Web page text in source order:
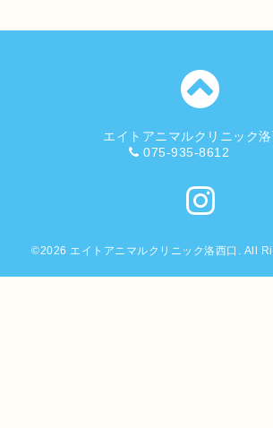
エイトアニマルクリニック洛
075-935-8612
©2026 エイトアニマルクリニック洛西口 . All